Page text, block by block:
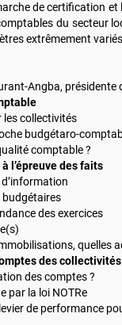
de certification
du secteur
extrêmement
Angba, présidente
les collectivités
budgétaro-
comptable ?
l’épreuve des faits
budgétaires
des exercices
quelles
des collectivités
des comptes ?
par la loi NOTRe
de performance